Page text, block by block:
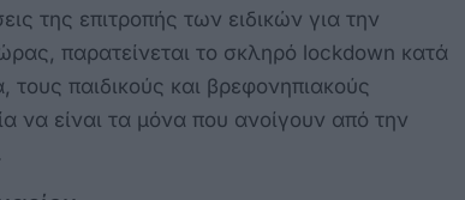
της επιτροπής των ειδικών για την
παρατείνεται το σκληρό lockdown κατά
παιδικούς και βρεφονηπιακούς
να είναι τα μόνα που ανοίγουν από την